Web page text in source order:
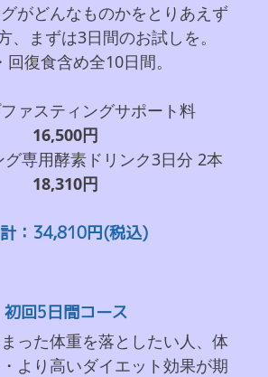
がどんなものかをとりあえず
、まずは3日間のお試しを。
回復食含め全10日間。
ァスティングサポート料
16,500円
グ専用酵素ドリンク3日分 2本
18,310円
：34,810円(税込)
初回5日間コース
った体重を落としたい人、体
より高いダイエット効果が期